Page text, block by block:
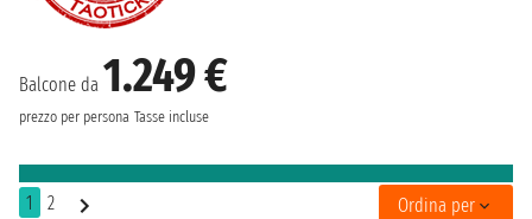
Balcone da 1.249 €
prezzo per persona Tasse incluse
1 2 Ordina per